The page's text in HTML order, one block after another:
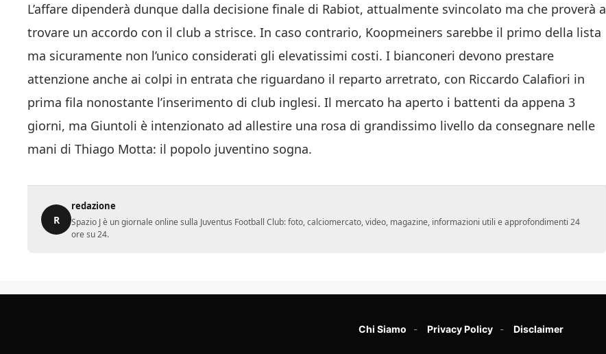
L’affare dipenderà dunque dalla decisione finale di Rabiot, attualmente svincolato ma che proverà a
trovare un accordo con il club a strisce. In caso contrario, Koopmeiners sarebbe il primo della lista
ma sicuramente non l’unico considerati gli elevatissimi costi. I bianconeri devono prestare
attenzione anche ai colpi in entrata che riguardano il reparto arretrato, con Riccardo Calafiori in
prima fila nonostante l’inserimento di club inglesi. Il mercato ha aperto i battenti da appena 3
giorni, ma Giuntoli è intenzionato ad allestire una rosa di grandissimo livello da consegnare nelle
mani di Thiago Motta: il popolo juventino sogna.
R
redazione
Spazio J è un giornale online sulla Juventus Football Club: foto, calciomercato, video, magazine, informazioni utili e approfondimenti 24
ore su 24.
Chi Siamo Privacy Policy Disclaimer